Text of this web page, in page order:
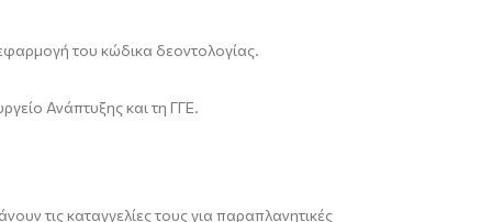
του κώδικα δεοντολογίας.
Ανάπτυξης και τη ΓΓΕ.
τις καταγγελίες τους για παραπλανητικές